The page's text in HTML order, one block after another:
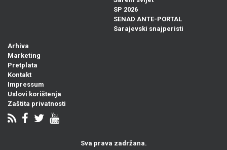
SP 2026
SENAD ANTE-PORTAL
Sarajevski snajperisti
Arhiva
Marketing
Pretplata
Kontakt
Impressum
Uslovi korištenja
Zaštita privatnosti
Sva prava zadržana.